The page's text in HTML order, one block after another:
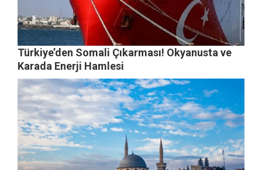
Türkiye’den Somali Çıkarması! Okyanusta ve
Karada Enerji Hamlesi